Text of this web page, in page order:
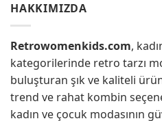
HAKKIMIZDA
Retrowomenkids.com,
kategorilerinde retro tarzı
buluşturan şık ve kaliteli
trend ve rahat kombin
kadın ve çocuk modasının